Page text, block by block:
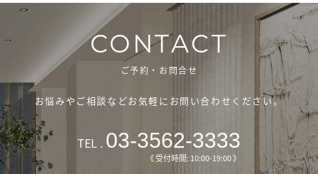
CONTACT
ご予約・お問合せ
お悩みやご相談などお気軽にお問い合わせください。
TEL . 03-3562-3333
《 受付時間: 10:00-19:00 》